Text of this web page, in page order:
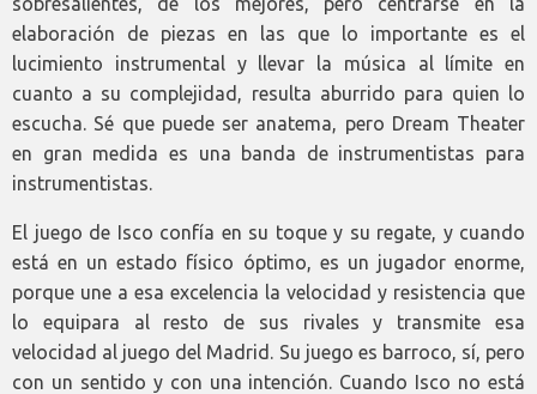
elaboración de piezas en las que lo importante es el
lucimiento instrumental y llevar la música al límite en
cuanto a su complejidad, resulta aburrido para quien lo
escucha. Sé que puede ser anatema, pero Dream Theater
en gran medida es una banda de instrumentistas para
instrumentistas.
El juego de Isco confía en su toque y su regate, y cuando
está en un estado físico óptimo, es un jugador enorme,
porque une a esa excelencia la velocidad y resistencia que
lo equipara al resto de sus rivales y transmite esa
velocidad al juego del Madrid. Su juego es barroco, sí, pero
con un sentido y con una intención. Cuando Isco no está